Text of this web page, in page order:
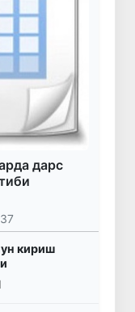
дарс
кириш